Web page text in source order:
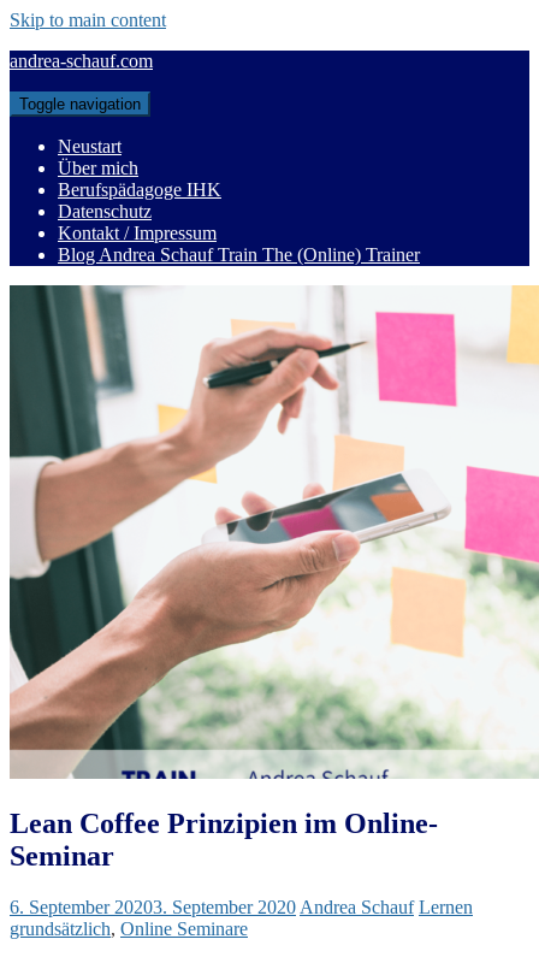
Skip to main content
andrea-schauf.com
Toggle navigation
Neustart
Über mich
Berufspädagoge IHK
Datenschutz
Kontakt / Impressum
Blog Andrea Schauf Train The (Online) Trainer
Lean Coffee Prinzipien im Online-
Seminar
6. September 20203. September 2020 Andrea Schauf Lernen
grundsätzlich, Online Seminare